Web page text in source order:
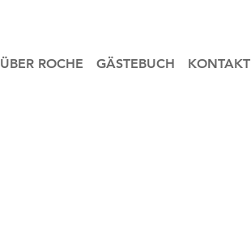
ÜBER ROCHE GÄSTEBUCH KONTAKT